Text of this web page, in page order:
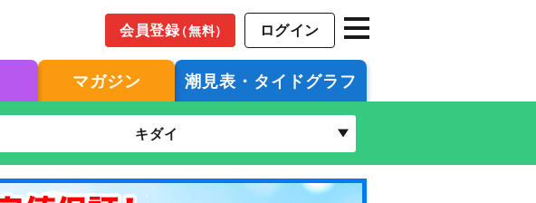
会員登録（無料） ログイン
マガジン 潮見表・タイドグラフ
キダイ